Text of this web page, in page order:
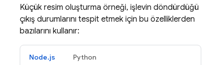
Küçük resim oluşturma örneği, işlevin döndürdüğü
çıkış durumlarını tespit etmek için bu özelliklerden
bazılarını kullanır:
Node.js Python